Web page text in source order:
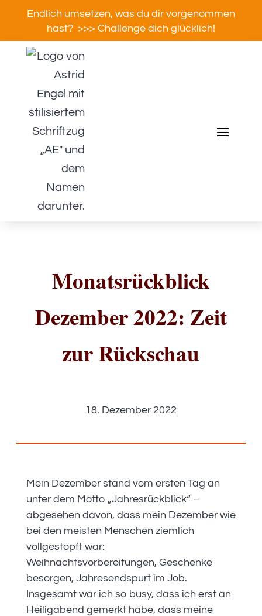
Endlich umsetzen, was du dir vorgenommen
hast? >>> Challenge dich glücklich!
Monatsrückblick
Dezember 2022: Zeit
zur Rückschau
18. Dezember 2022
Mein Dezember stand vom ersten Tag an
unter dem Motto „Jahresrückblick“ –
abgesehen davon, dass mein Dezember wie
bei den meisten Menschen ziemlich
vollgestopft war:
Weihnachtsvorbereitungen, Geschenke
besorgen, Jahresendspurt im Job.
Insgesamt war ich so busy, dass ich erst an
Heiligabend gemerkt habe, dass meine